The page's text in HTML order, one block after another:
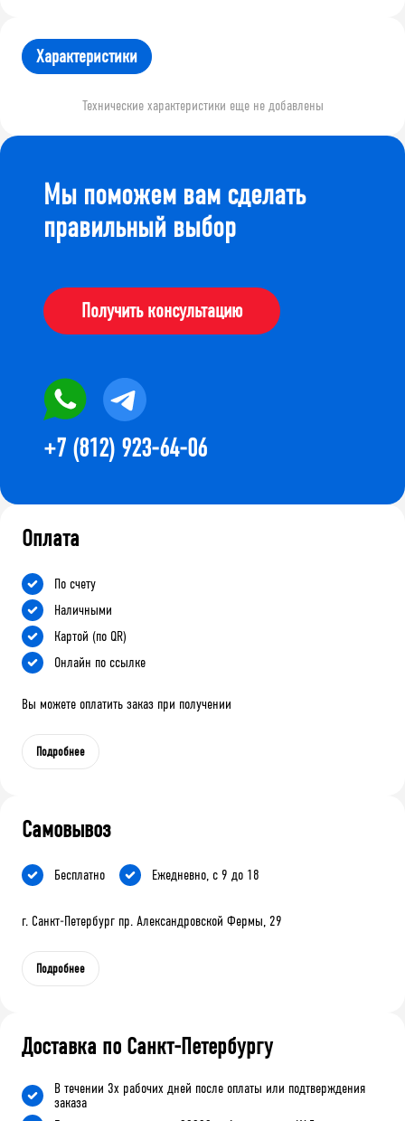
Характеристики
Технические характеристики еще не добавлены
Мы поможем вам сделать
правильный выбор
Получить консультацию
+7 (812) 923-64-06
Оплата
По счету
Наличными
Картой (по QR)
Онлайн по ссылке
Вы можете оплатить заказ при получении
Подробнее
Самовывоз
Бесплатно Ежедневно, с 9 до 18
г. Санкт-Петербург пр. Александровской Фермы, 29
Подробнее
Доставка по Санкт-Петербургу
В течении 3х рабочих дней после оплаты или подтверждения
заказа